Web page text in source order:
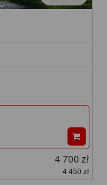
4 700 zł
4 450 zł